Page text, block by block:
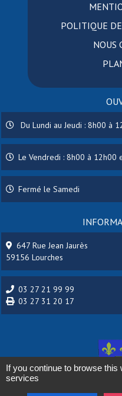
POLITIQUE
NOUS
Du Lundi au Jeudi : 8h00 à
Le Vendredi : 8h00 à 12h00
Fermé le Samedi
647 Rue Jean Jaurès
59156 Lourches
03 27 21 99 99
03 27 31 20 17
If you continue to browse this
services